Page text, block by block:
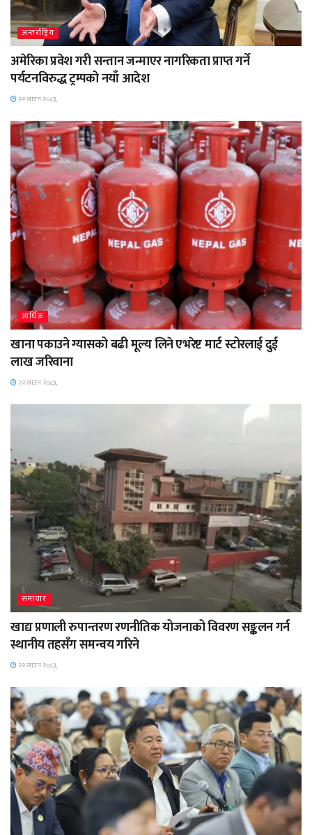
अन्तर्राष्ट्रिय
अमेरिका प्रवेश गरी सन्तान जन्माएर नागरिकता प्राप्त गर्ने
पर्यटनविरुद्ध ट्रम्पको नयाँ आदेश
२२ साउन २०८३,
आर्थिक
खाना पकाउने ग्यासको बढी मूल्य लिने एभरेष्ट मार्ट स्टोरलाई दुई
लाख जरिवाना
२२ साउन २०८३,
समाचार
खाद्य प्रणाली रुपान्तरण रणनीतिक योजनाको विवरण सङ्कलन गर्न
स्थानीय तहसँग समन्वय गरिने
२२ साउन २०८३,